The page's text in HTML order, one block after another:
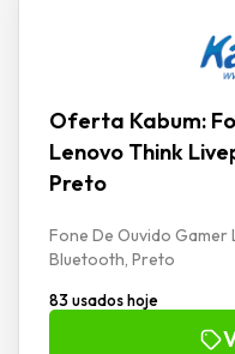
Oferta Kabum:
Lenovo Think
Preto
Fone De Ouvido Gamer
Bluetooth, Preto
83 usados hoje